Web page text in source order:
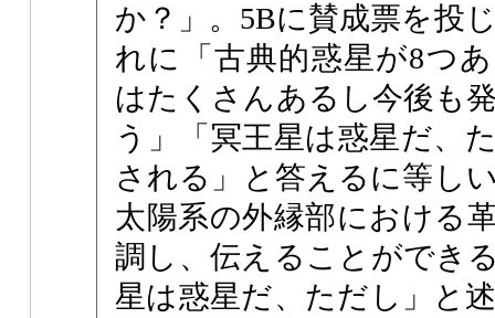
か？」。5Bに賛成票を投
れに「古典的惑星が8つ
はたくさんあるし今後も
う」「冥王星は惑星だ、
される」と答えるに等し
太陽系の外縁部における
調し、伝えることができ
星は惑星だ、ただし」と